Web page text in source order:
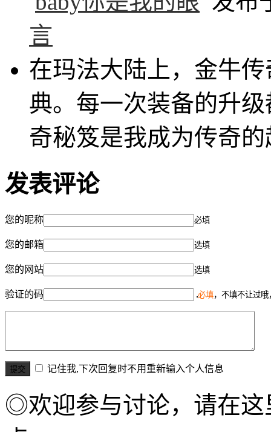
言
在玛法大陆上，金牛
典。每一次装备的升
奇秘笈是我成为传奇
发表评论
您的昵称 必填
您的邮箱 选填
您的网站 选填
验证的码 必填，不填不让过
记住我,下次回复时不用重新输入个人信息
◎欢迎参与讨论，请在这